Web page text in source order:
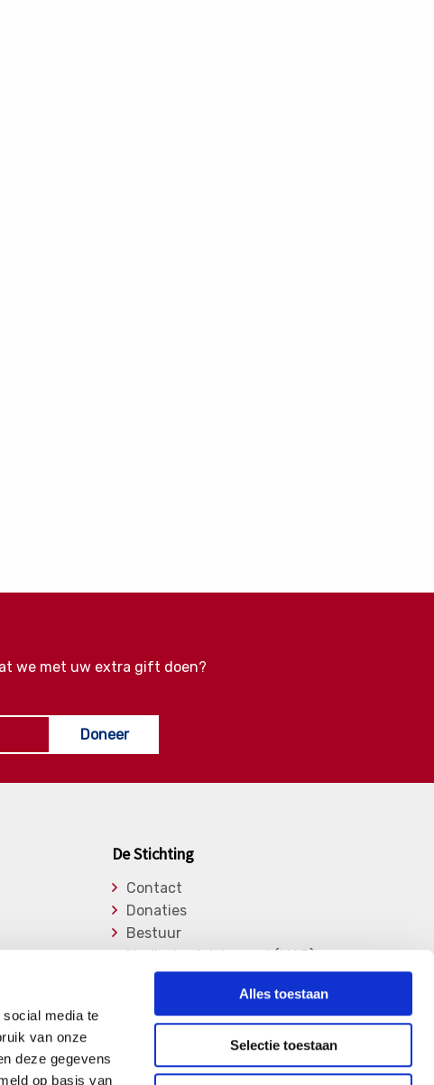
media te
van onze
deze gegevens
op basis van
Alles toestaan
Selectie toestaan
we met uw extra gift doen?
Doneer
De Stichting
Contact
Donaties
Bestuur
Medische Adviesraad (MAR)
Lid worden
Over de stichting
Vrijwilligers
Privacy Verklaring